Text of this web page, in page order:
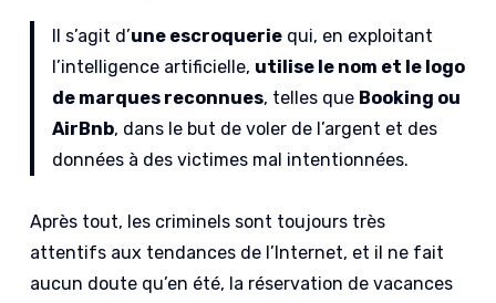
Il s’agit d’une escroquerie qui, en exploitant
l’intelligence artificielle, utilise le nom et le logo
de marques reconnues, telles que Booking ou
AirBnb, dans le but de voler de l’argent et des
données à des victimes mal intentionnées.
Après tout, les criminels sont toujours très
attentifs aux tendances de l’Internet, et il ne fait
aucun doute qu’en été, la réservation de vacances